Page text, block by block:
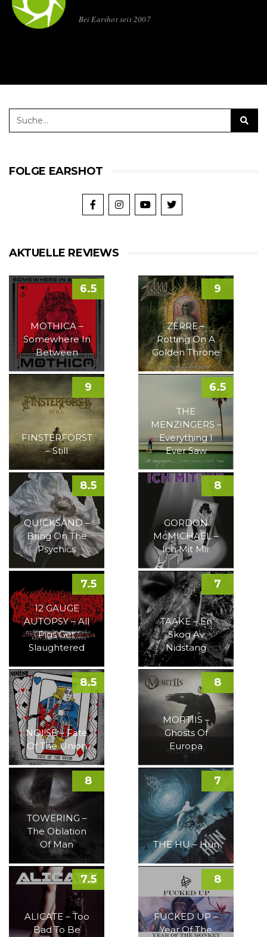
Bei Earshot seit 2007
FOLGE EARSHOT
AKTUELLE REVIEWS
MOTHICA –
Somewhere In
Between
6.5
ZERRE –
Rotting On A
Golden Throne
9
FINSTERFORST
– Still
9
THE
MENZINGERS –
Everything I
Ever Saw
6.5
QUICKSAND –
Bring On The
Psychics
8.5
GORDON
McMICHAEL –
Ich Mit Mir
8
12 GAUGE
AUTOPSY – All
Pigs Get
Slaughtered
7.5
TAAKE – En
Skog Av
Nidstang
7
NOI!SE – Fate
Of The Union
8.5
MORTIIS –
Ghosts Of
Europa
8
TOWERING –
The Oblation
Of Man
8
THE HU – Hun
7
ALICATE – Too
Bad To Be
7.5
FUCKED UP –
Year Of The
8